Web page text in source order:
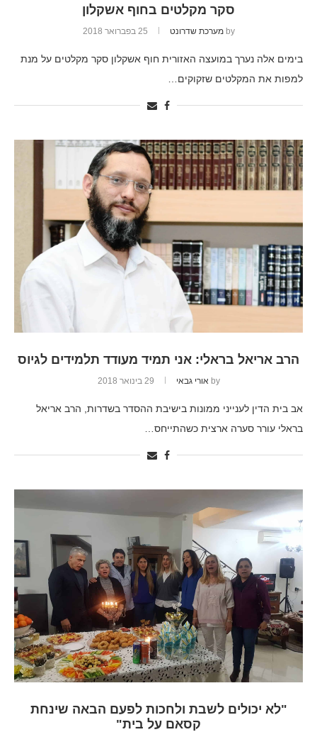
סקר מקלטים בחוף אשקלון
by מערכת שדרונט 25 בפברואר 2018
בימים אלה נערך במועצה האזורית חוף אשקלון סקר מקלטים על מנת
למפות את המקלטים שזקוקים…
הרב אריאל בראלי: אני תמיד מעודד תלמידים לגיוס
by אורי גבאי 29 בינואר 2018
אב בית הדין לענייני ממונות בישיבת ההסדר בשדרות, הרב אריאל
בראלי עורר סערה ארצית כשהתייחס…
"לא יכולים לשבת ולחכות לפעם הבאה שינחת
קסאם על בית"